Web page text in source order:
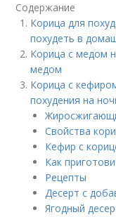
Содержание
Корица для
похудеть в
Корица с медом
медом
Корица с
похудения на
Свойства
Кефир с
Как
Рецепты
Десерт с
Ягодный